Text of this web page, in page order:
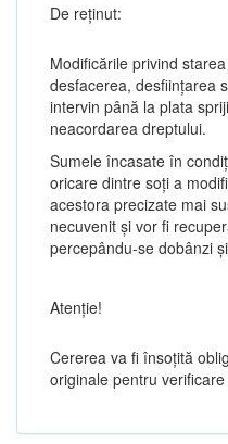
De reținut:
Modificările privind
desfacerea, desființarea
intervin până la plata
neacordarea dreptului.
Sumele încasate în
oricare dintre soți a
acestora precizate mai
necuvenit și vor fi
percepându-se dobânzi
Atenţie!
Cererea va fi însoțită
originale pentru